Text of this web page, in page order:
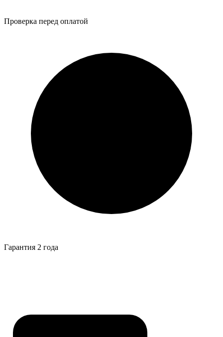
Проверка перед оплатой
Гарантия 2 года